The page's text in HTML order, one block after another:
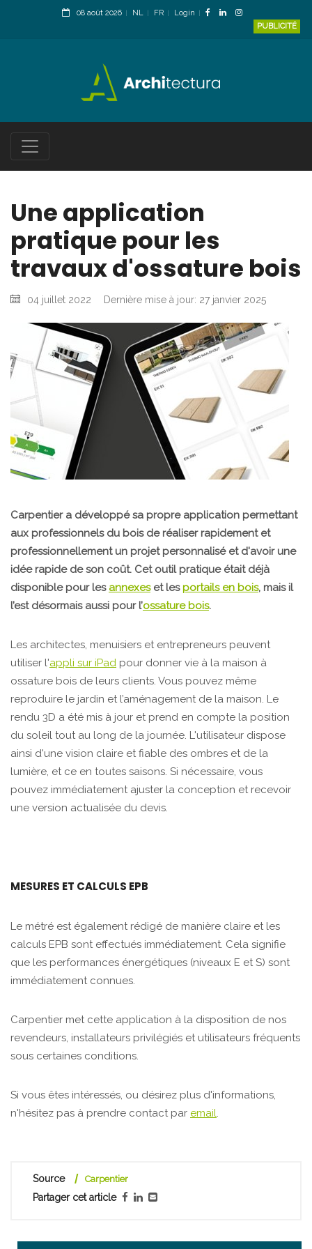
08 août 2026 NL FR
Login
PUBLICITÉ
Une application
pratique pour les
travaux d'ossature bois
04 juillet 2022 Dernière mise à jour: 27 janvier 2025
Carpentier a développé sa propre application permettant
aux professionnels du bois de réaliser rapidement et
professionnellement un projet personnalisé et d'avoir une
idée rapide de son coût. Cet outil pratique était déjà
disponible pour les annexeset lesportails en bois, mais il
l’est désormais aussi pour l’ossature bois.
Les architectes, menuisiers et entrepreneurs peuvent
utiliser l'appli sur iPad pour donner vie à la maison à
ossature bois de leurs clients. Vous pouvez même
reproduire le jardin et l’aménagement de la maison. Le
rendu 3D a été mis à jour et prend en compte la position
du soleil tout au long de la journée. L'utilisateur dispose
ainsi d'une vision claire et fiable des ombres et de la
lumière, et ce en toutes saisons. Si nécessaire, vous
pouvez immédiatement ajuster la conception et recevoir
une version actualisée du devis.
MESURES ET CALCULS EPB
Le métré est également rédigé de manière claire et les
calculs EPB sont effectués immédiatement. Cela signifie
que les performances énergétiques (niveaux E et S) sont
immédiatement connues.
Carpentier met cette application à la disposition de nos
revendeurs, installateurs privilégiés et utilisateurs fréquents
sous certaines conditions.
Si vous êtes intéressés, ou désirez plus d'informations,
n'hésitez pas à prendre contact par email.
Source Carpentier
Partager cet article